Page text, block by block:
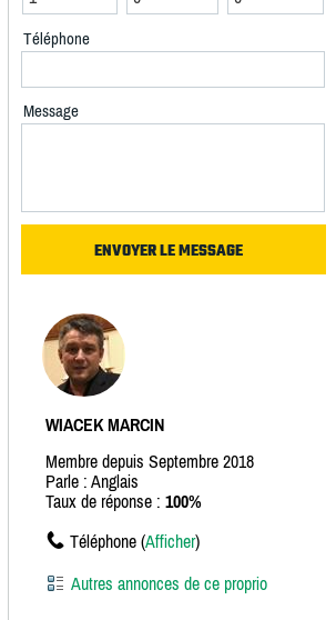
Téléphone
Message
WIACEK MARCIN
Membre depuis Septembre 2018
Parle : Anglais
Taux de réponse : 100%
Téléphone (Afficher)
Autres annonces de ce proprio